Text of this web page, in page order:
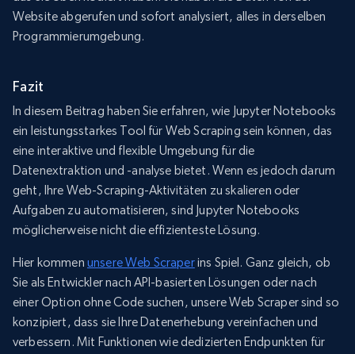
Website abgerufen und sofort analysiert, alles in derselben
Programmierumgebung.
Fazit
In diesem Beitrag haben Sie erfahren, wie Jupyter Notebooks
ein leistungsstarkes Tool für Web Scraping sein können, das
eine interaktive und flexible Umgebung für die
Datenextraktion und -analyse bietet. Wenn es jedoch darum
geht, Ihre Web-Scraping-Aktivitäten zu skalieren oder
Aufgaben zu automatisieren, sind Jupyter Notebooks
möglicherweise nicht die effizienteste Lösung.
Hier kommen unsere Web Scraperins Spiel. Ganz gleich, ob
Sie als Entwickler nach API-basierten Lösungen oder nach
einer Option ohne Code suchen, unsere Web Scraper sind so
konzipiert, dass sie Ihre Datenerhebung vereinfachen und
verbessern. Mit Funktionen wie dedizierten Endpunkten für